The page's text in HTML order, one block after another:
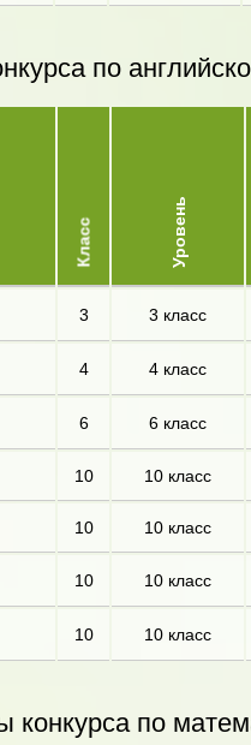
по
Класс Уровень
3 3 класс
4 4 класс
6 6 класс
10 10 класс
10 10 класс
10 10 класс
10 10 класс
конкурса по